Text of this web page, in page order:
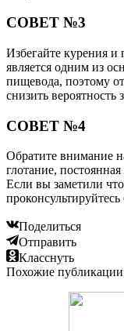
СОВЕТ №3
Избегайте курения
является одним из
пищевода, поэтому
снизить вероятность
СОВЕТ №4
Обратите внимание
глотание,
Если вы заметили
Поделиться
Отправить
Класснуть
Похожие публикации